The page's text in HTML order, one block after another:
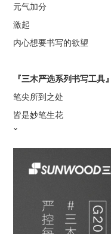
元气加分
激起
内心想要书写的欲望
『三木严选系列书写工具』
笔尖所到之处
皆是妙笔生花
ˇ